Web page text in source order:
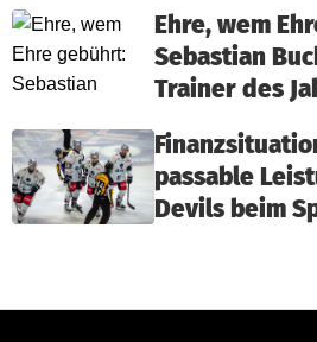
Ehre, wem
Sebastian
Trainer des
passable
Devils beim